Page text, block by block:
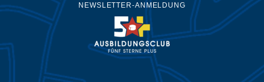
NEWSLETTER-ANMELDUNG